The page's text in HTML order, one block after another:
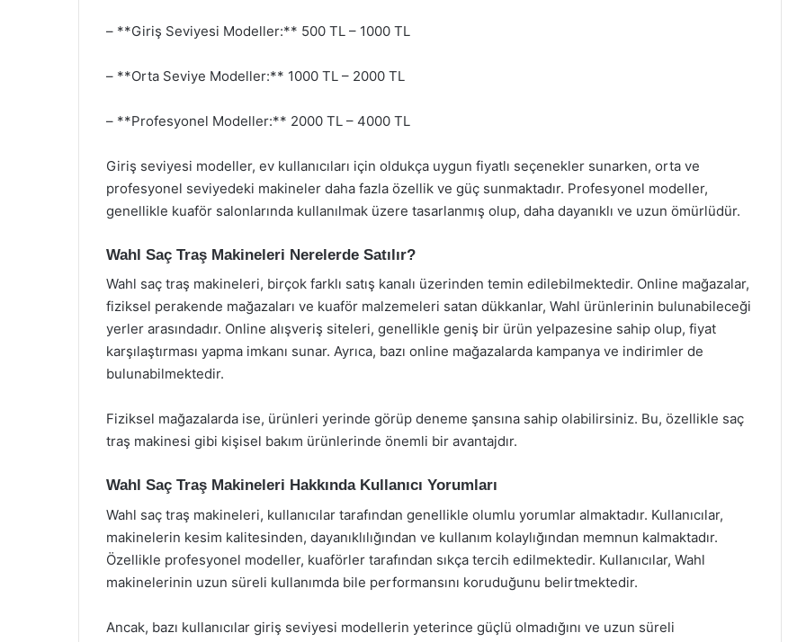
– **Giriş Seviyesi Modeller:** 500 TL – 1000 TL
– **Orta Seviye Modeller:** 1000 TL – 2000 TL
– **Profesyonel Modeller:** 2000 TL – 4000 TL
Giriş seviyesi modeller, ev kullanıcıları için oldukça uygun fiyatlı seçenekler sunarken, orta ve
profesyonel seviyedeki makineler daha fazla özellik ve güç sunmaktadır. Profesyonel modeller,
genellikle kuaför salonlarında kullanılmak üzere tasarlanmış olup, daha dayanıklı ve uzun ömürlüdür.
Wahl Saç Traş Makineleri Nerelerde Satılır?
Wahl saç traş makineleri, birçok farklı satış kanalı üzerinden temin edilebilmektedir. Online mağazalar,
fiziksel perakende mağazaları ve kuaför malzemeleri satan dükkanlar, Wahl ürünlerinin bulunabileceği
yerler arasındadır. Online alışveriş siteleri, genellikle geniş bir ürün yelpazesine sahip olup, fiyat
karşılaştırması yapma imkanı sunar. Ayrıca, bazı online mağazalarda kampanya ve indirimler de
bulunabilmektedir.
Fiziksel mağazalarda ise, ürünleri yerinde görüp deneme şansına sahip olabilirsiniz. Bu, özellikle saç
traş makinesi gibi kişisel bakım ürünlerinde önemli bir avantajdır.
Wahl Saç Traş Makineleri Hakkında Kullanıcı Yorumları
Wahl saç traş makineleri, kullanıcılar tarafından genellikle olumlu yorumlar almaktadır. Kullanıcılar,
makinelerin kesim kalitesinden, dayanıklılığından ve kullanım kolaylığından memnun kalmaktadır.
Özellikle profesyonel modeller, kuaförler tarafından sıkça tercih edilmektedir. Kullanıcılar, Wahl
makinelerinin uzun süreli kullanımda bile performansını koruduğunu belirtmektedir.
Ancak, bazı kullanıcılar giriş seviyesi modellerin yeterince güçlü olmadığını ve uzun süreli